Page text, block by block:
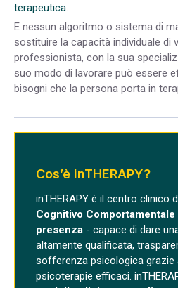
terapeutica
E nessun algoritmo o sistema di
sostituire la capacità individuale di
professionista, con la sua
suo modo di lavorare può essere
bisogni che la persona porta in
Cos’è inTHERAPY?
inTHERAPY è il centro clinico
Cognitivo Comportamentale
presenza - capace di dare
altamente qualificata,
sofferenza psicologica grazie
psicoterapie efficaci.